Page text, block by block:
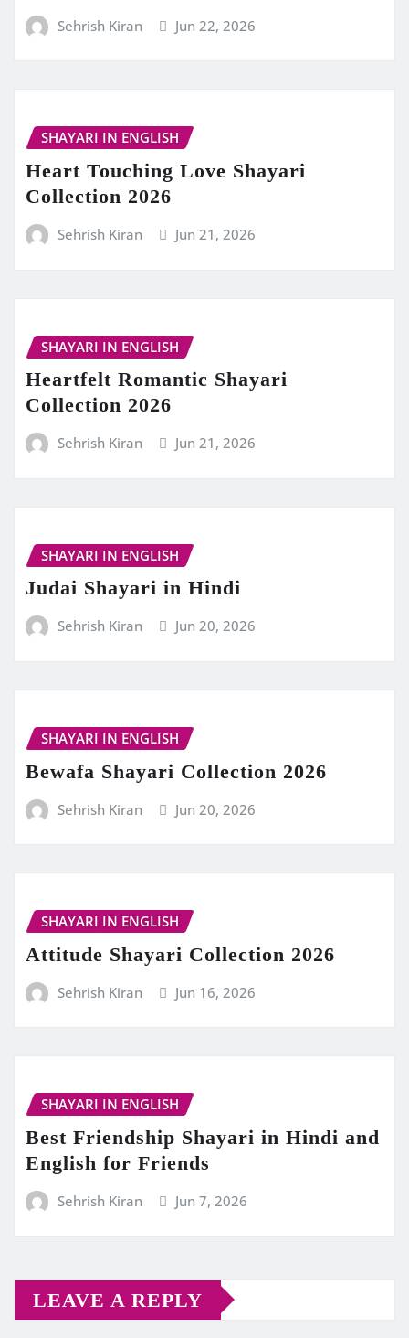
Sehrish Kiran Jun 22, 2026
SHAYARI IN ENGLISH
Heart Touching Love Shayari
Collection 2026
Sehrish Kiran Jun 21, 2026
SHAYARI IN ENGLISH
Heartfelt Romantic Shayari
Collection 2026
Sehrish Kiran Jun 21, 2026
SHAYARI IN ENGLISH
Judai Shayari in Hindi
Sehrish Kiran Jun 20, 2026
SHAYARI IN ENGLISH
Bewafa Shayari Collection 2026
Sehrish Kiran Jun 20, 2026
SHAYARI IN ENGLISH
Attitude Shayari Collection 2026
Sehrish Kiran Jun 16, 2026
SHAYARI IN ENGLISH
Best Friendship Shayari in Hindi and
English for Friends
Sehrish Kiran Jun 7, 2026
LEAVE A REPLY